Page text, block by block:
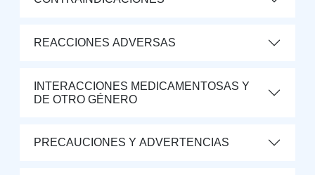
REACCIONES ADVERSAS
INTERACCIONES MEDICAMENTOSAS Y
DE OTRO GÉNERO
PRECAUCIONES Y ADVERTENCIAS